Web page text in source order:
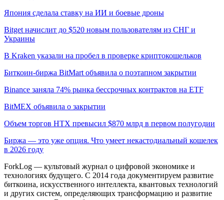
Япония сделала ставку на ИИ и боевые дроны
Bitget начислит до $520 новым пользователям из СНГ и
Украины
В Kraken указали на пробел в проверке криптокошельков
Биткоин-биржа BitMart объявила о поэтапном закрытии
Binance заняла 74% рынка бессрочных контрактов на ETF
BitMEX объявила о закрытии
Объем торгов HTX превысил $870 млрд в первом полугодии
Биржа — это уже опция. Что умеет некастодиальный кошелек
в 2026 году
ForkLog — культовый журнал о цифровой экономике и
технологиях будущего. С 2014 года документируем развитие
биткоина, искусственного интеллекта, квантовых технологий
и других систем, определяющих трансформацию и развитие